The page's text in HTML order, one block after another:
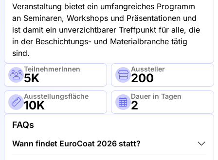
Veranstaltung bietet ein umfangreiches Programm
an Seminaren, Workshops und Präsentationen und
ist damit ein unverzichtbarer Treffpunkt für alle, die
in der Beschichtungs- und Materialbranche tätig
sind.
TeilnehmerInnen
5K
Aussteller
200
Ausstellungsfläche
10K
Dauer in Tagen
2
FAQs
Wann findet EuroCoat 2026 statt?